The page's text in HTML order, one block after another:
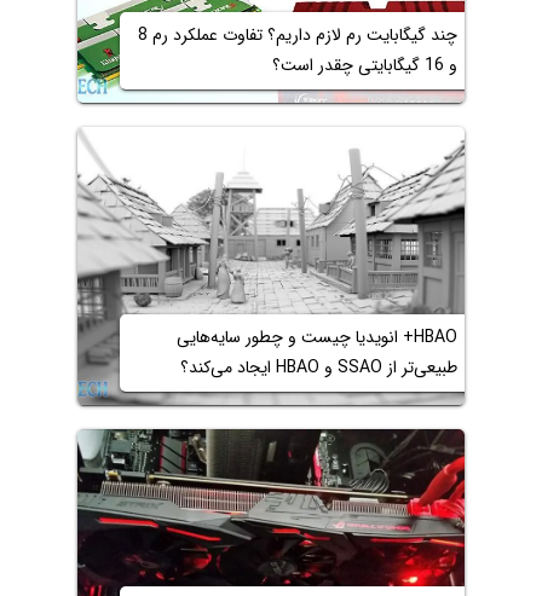
چند گیگابایت رم لازم داریم؟ تفاوت عملکرد رم 8
و 16 گیگابایتی چقدر است؟
HBAO+ انویدیا چیست و چطور سایه‌هایی
طبیعی‌تر از SSAO و HBAO ایجاد می‌کند؟